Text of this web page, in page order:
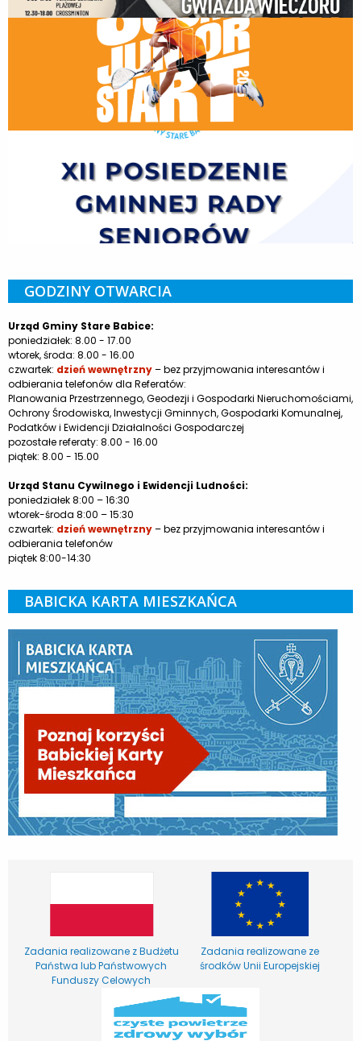
GODZINY OTWARCIA
Urząd Gminy Stare Babice:
poniedziałek: 8.00 - 17.00
wtorek, środa: 8.00 - 16.00
czwartek: dzień wewnętrzny– bez przyjmowania interesantów i
odbierania telefonów dla Referatów:
Planowania Przestrzennego, Geodezji i Gospodarki Nieruchomościami,
Ochrony Środowiska, Inwestycji Gminnych, Gospodarki Komunalnej,
Podatków i Ewidencji Działalności Gospodarczej
pozostałe referaty: 8.00 - 16.00
piątek: 8.00 - 15.00
Urząd Stanu Cywilnego i Ewidencji Ludności:
poniedziałek 8:00 – 16:30
wtorek-środa 8:00 – 15:30
czwartek: dzień wewnętrzny– bez przyjmowania interesantów i
odbierania telefonów
piątek 8:00-14:30
BABICKA KARTA MIESZKAŃCA
Zadania realizowane z Budżetu
Państwa lub Państwowych
Funduszy Celowych
Zadania realizowane ze
środków Unii Europejskiej